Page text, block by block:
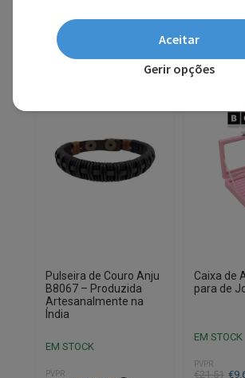
SUMMER10
Pulseira de Couro Anju
B8067 – Produzida
Artesanalmente na
Índia
EM STOCK
PVPR
Caixa de
para de
EM STOCK
PVPR
€21.51
O
€
O
Aceitar
Gerir opções